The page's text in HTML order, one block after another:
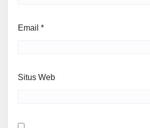
Email *
Situs Web